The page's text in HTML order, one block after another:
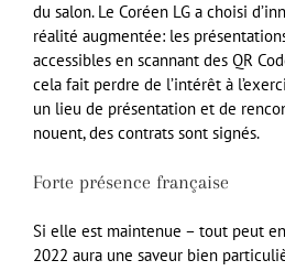
du salon. Le Coréen LG a choisi
réalité augmentée: les
accessibles en scannant des QR
cela fait perdre de l’intérêt à
un lieu de présentation et de
nouent, des contrats sont signés.
Forte présence française
Si elle est maintenue – tout peut
2022 aura une saveur bien